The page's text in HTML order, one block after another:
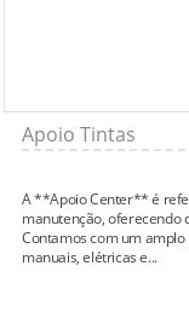
Apoio Tintas
A **Apoio Center** é
manutenção, oferecendo
Contamos com um
manuais, elétricas e...